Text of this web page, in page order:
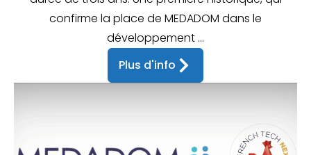
confirme la place de MEDADOM dans le
développement ...
Plus d'info